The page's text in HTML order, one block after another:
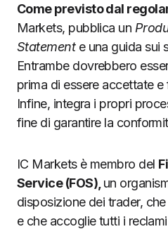
Come previsto dal
Markets, pubblica un
Statemente una guida sui
Entrambe dovrebbero
prima di essere accettate e
Infine, integra i propri
fine di garantire la
IC Markets è membro del
Service (FOS), un
disposizione dei trader,
e che accoglie tutti i